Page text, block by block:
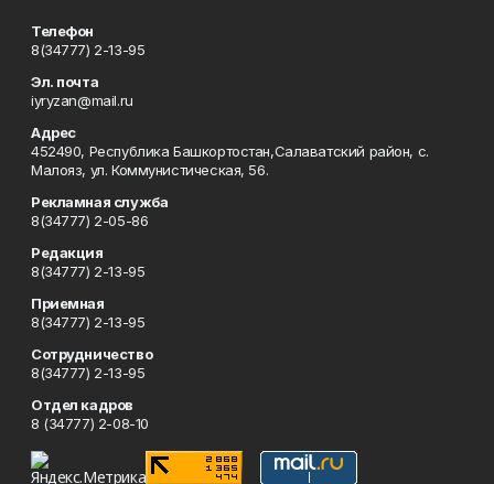
Телефон
8(34777) 2-13-95
Эл. почта
iyryzan@mail.ru
Адрес
452490, Республика Башкортостан,Салаватский район, с.
Малояз, ул. Коммунистическая, 56.
Рекламная служба
8(34777) 2-05-86
Редакция
8(34777) 2-13-95
Приемная
8(34777) 2-13-95
Сотрудничество
8(34777) 2-13-95
Отдел кадров
8 (34777) 2-08-10